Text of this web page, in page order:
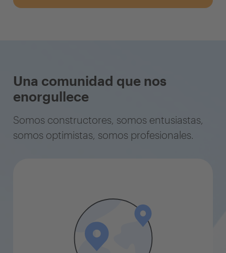
Una comunidad que nos
enorgullece
Somos constructores, somos entusiastas,
somos optimistas, somos profesionales.